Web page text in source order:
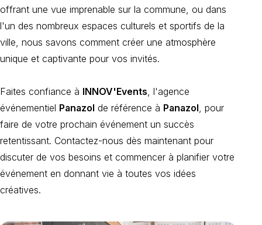
offrant une vue imprenable sur la commune, ou dans
l'un des nombreux espaces culturels et sportifs de la
ville, nous savons comment créer une atmosphère
unique et captivante pour vos invités.
Faites confiance à INNOV'Events, l'agence
événementiel Panazol de référence à Panazol, pour
faire de votre prochain événement un succès
retentissant. Contactez-nous dès maintenant pour
discuter de vos besoins et commencer à planifier votre
événement en donnant vie à toutes vos idées
créatives.